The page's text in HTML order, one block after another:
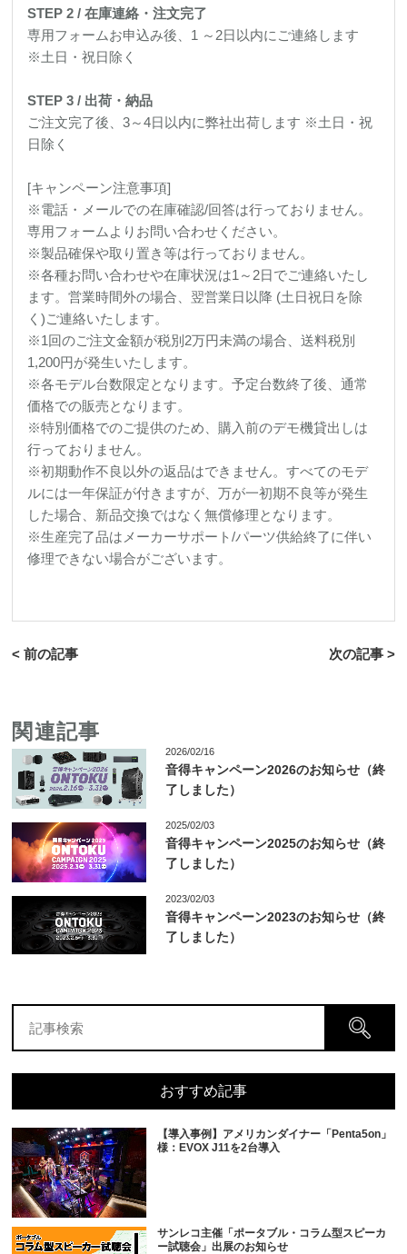
STEP 2 /在庫連絡・注文完了
専用フォームお申込み後、1 ～2日以内にご連絡します
※土日・祝日除く
STEP 3 / 出荷・納品
ご注文完了後、3～4日以内に弊社出荷します ※土日・祝
日除く
[キャンペーン注意事項]
※電話・メールでの在庫確認/回答は行っておりません。
専用フォームよりお問い合わせください。
※製品確保や取り置き等は行っておりません。
※各種お問い合わせや在庫状況は1～2日でご連絡いたし
ます。営業時間外の場合、翌営業日以降 (土日祝日を除
く)ご連絡いたします。
※1回のご注文金額が税別2万円未満の場合、送料税別
1,200円が発生いたします。
※各モデル台数限定となります。予定台数終了後、通常
価格での販売となります。
※特別価格でのご提供のため、購入前のデモ機貸出しは
行っておりません。
※初期動作不良以外の返品はできません。すべてのモデ
ルには一年保証が付きますが、万が一初期不良等が発生
した場合、新品交換ではなく無償修理となります。
※生産完了品はメーカーサポート/パーツ供給終了に伴い
修理できない場合がございます。
< 前の記事 次の記事 >
関連記事
2026/02/16
音得キャンペーン2026のお知らせ（終
了しました）
2025/02/03
音得キャンペーン2025のお知らせ（終
了しました）
2023/02/03
音得キャンペーン2023のお知らせ（終
了しました）
おすすめ記事
【導入事例】アメリカンダイナー「Penta5on」
様：EVOX J11を2台導入
サンレコ主催「ポータブル・コラム型スピーカ
ー試聴会」出展のお知らせ